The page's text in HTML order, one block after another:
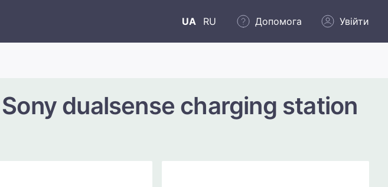
UA RU Допомога Увійти
dualsense charging station